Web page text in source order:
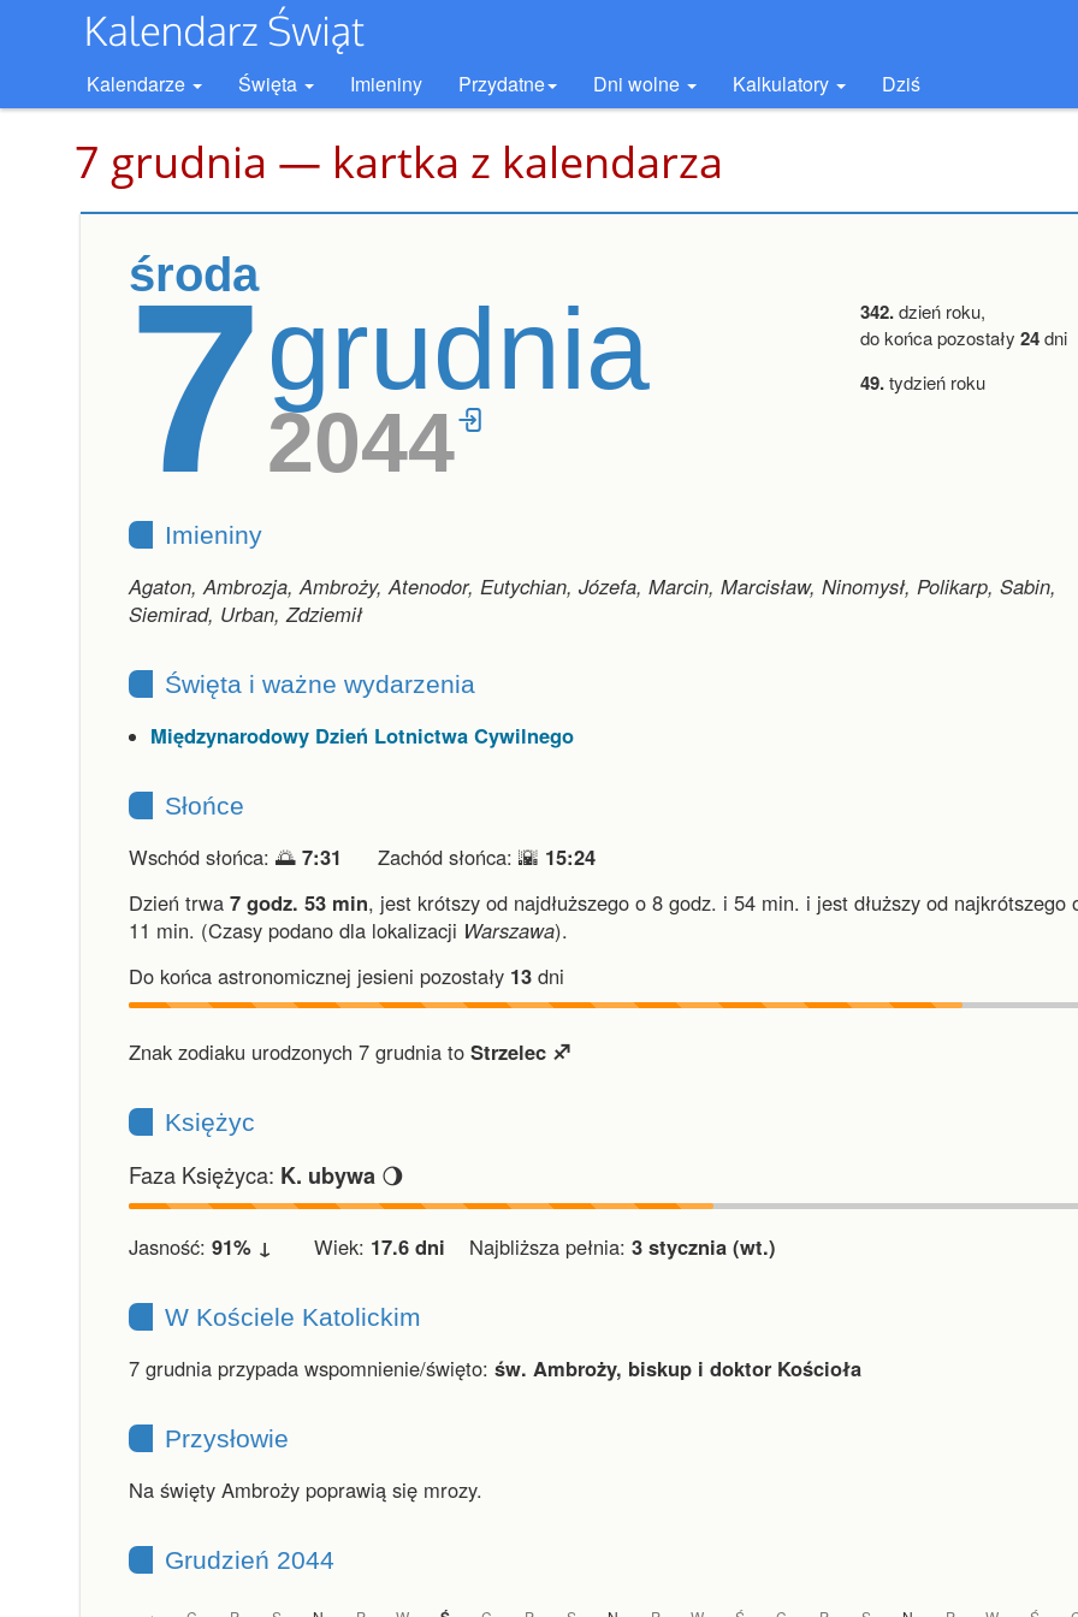
Kalendarze Święta Imieniny Przydatne Dni wolne Kalkulatory Dziś
7 grudnia — kartka z kalendarza
środa
7grudnia
2044
342.dzień roku,
do końca pozostały 24dni
49.tydzień roku
Imieniny
Agaton, Ambrozja, Ambroży, Atenodor, Eutychian, Józefa, Marcin, Marcisław, Ninomysł, Polikarp, Sabin,
Siemirad, Urban, Zdziemił
Święta i ważne wydarzenia
Międzynarodowy Dzień Lotnictwa Cywilnego
Słońce
Wschód słońca: 🌅 7:31 Zachód słońca: 🌇 15:24
Dzień trwa 7 godz. 53 min, jest krótszy od najdłuższego o 8 godz. i 54 min. i jest dłuższy od najkrótszego
11 min. (Czasy podano dla lokalizacji Warszawa).
Do końca astronomicznej jesieni pozostały 13 dni
Znak zodiaku urodzonych 7 grudnia to Strzelec ♐︎
Księżyc
Faza Księżyca: K. ubywa 🌖
Jasność: 91% ↓ Wiek: 17.6 dni Najbliższa pełnia: 3 stycznia (wt.)
W Kościele Katolickim
7 grudnia przypada wspomnienie/święto: św. Ambroży, biskup i doktor Kościoła
Przysłowie
Na święty Ambroży poprawią się mrozy.
Grudzień 2044